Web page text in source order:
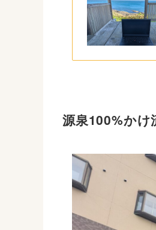
源泉100%かけ